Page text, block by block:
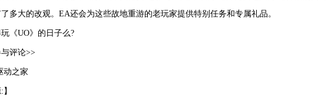
多大的改观。EA还会为这些故地重游的老玩家提供特别任务和专属礼品。
《UO》的日子么?
评论>>
动之家